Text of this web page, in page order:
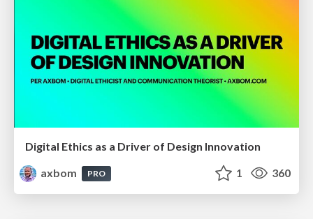
Digital Ethics as a Driver of Design Innovation
axbom
PRO 1 360